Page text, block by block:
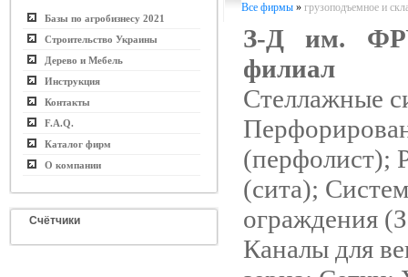
Базы по агробизнесу 2021
Строительство Украины
Дерево и Мебель
Инструкция
Контакты
F.A.Q.
Каталог фирм
О компании
Счётчики
Все фирмы » грузоподъемное и
З-Д им.
филиал
Стеллажные
(перфолист);
(сита);
ограждения
Каналы для